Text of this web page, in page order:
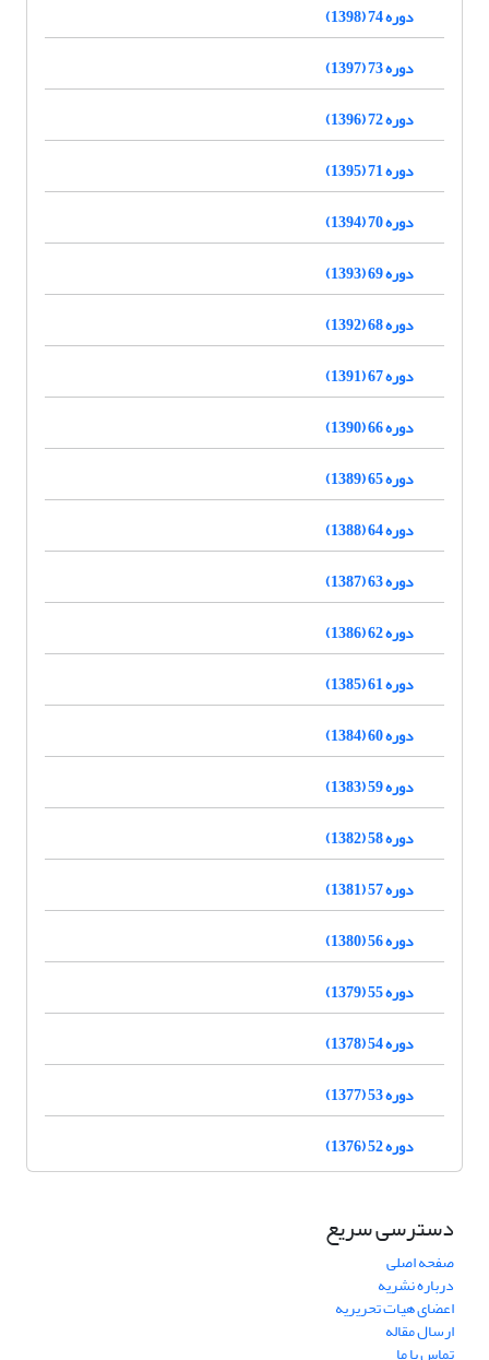
دوره 74 (1398)
دوره 73 (1397)
دوره 72 (1396)
دوره 71 (1395)
دوره 70 (1394)
دوره 69 (1393)
دوره 68 (1392)
دوره 67 (1391)
دوره 66 (1390)
دوره 65 (1389)
دوره 64 (1388)
دوره 63 (1387)
دوره 62 (1386)
دوره 61 (1385)
دوره 60 (1384)
دوره 59 (1383)
دوره 58 (1382)
دوره 57 (1381)
دوره 56 (1380)
دوره 55 (1379)
دوره 54 (1378)
دوره 53 (1377)
دوره 52 (1376)
دسترسی سریع
صفحه اصلی
درباره نشریه
اعضای هیات تحریریه
ارسال مقاله
تماس با ما